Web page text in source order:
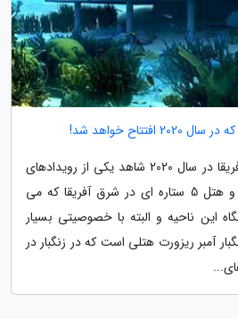
خواهد شد!
هتل زنگبار آمبر ریزورتقاره آفریقا در سال 2020 شاهد یکی از رویدادهای
جالب در دنیاست. اقامتگاه و هتل 5 ستاره ای در شرق آفریقا که می
این ناحیه و البته با خصوصیتی بسیار
آمبر ریزورت هتلی است که در زنگبار در